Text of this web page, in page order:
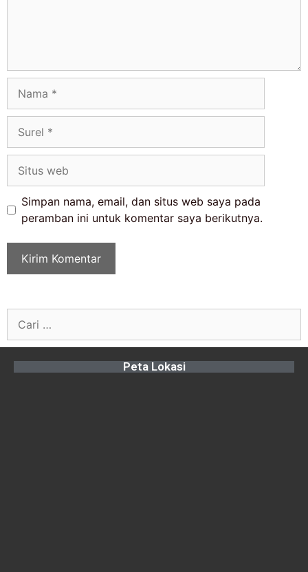
Simpan nama, email, dan situs web saya pada
peramban ini untuk komentar saya berikutnya.
Peta Lokasi